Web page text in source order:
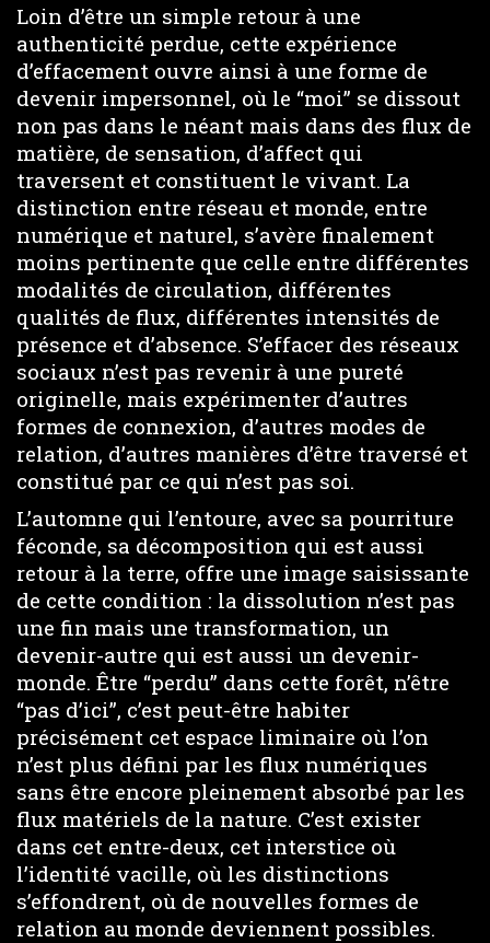
Loin d’être un simple retour à une
authenticité perdue, cette expérience
d’effacement ouvre ainsi à une forme de
devenir impersonnel, où le “moi” se dissout
non pas dans le néant mais dans des flux de
matière, de sensation, d’affect qui
traversent et constituent le vivant. La
distinction entre réseau et monde, entre
numérique et naturel, s’avère finalement
moins pertinente que celle entre différentes
modalités de circulation, différentes
qualités de flux, différentes intensités de
présence et d’absence. S’effacer des réseaux
sociaux n’est pas revenir à une pureté
originelle, mais expérimenter d’autres
formes de connexion, d’autres modes de
relation, d’autres manières d’être traversé et
constitué par ce qui n’est pas soi.
L’automne qui l’entoure, avec sa pourriture
féconde, sa décomposition qui est aussi
retour à la terre, offre une image saisissante
de cette condition : la dissolution n’est pas
une fin mais une transformation, un
devenir-autre qui est aussi un devenir-
monde. Être “perdu” dans cette forêt, n’être
“pas d’ici”, c’est peut-être habiter
précisément cet espace liminaire où l’on
n’est plus défini par les flux numériques
sans être encore pleinement absorbé par les
flux matériels de la nature. C’est exister
dans cet entre-deux, cet interstice où
l’identité vacille, où les distinctions
s’effondrent, où de nouvelles formes de
relation au monde deviennent possibles.